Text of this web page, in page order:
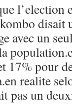
l’election
disait
avec un
17% pour
realite
pas un